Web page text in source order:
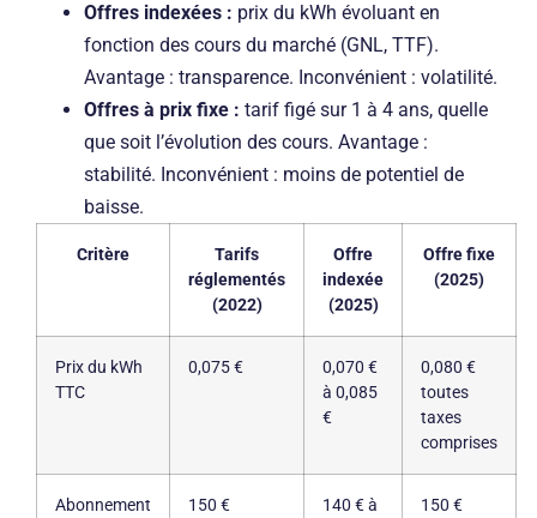
Offres indexées : prix du kWh évoluant en
fonction des cours du marché (GNL, TTF).
Avantage : transparence. Inconvénient : volatilité.
Offres à prix fixe : tarif figé sur 1 à 4 ans, quelle
que soit l’évolution des cours. Avantage :
stabilité. Inconvénient : moins de potentiel de
baisse.
Critère
Tarifs
réglementés
(2022)
Offre
indexée
(2025)
Offre fixe
(2025)
Prix du kWh
TTC
0,075 €
0,070 €
à 0,085
€
0,080 €
toutes
taxes
comprises
Abonnement
150 €
140 € à
150 €